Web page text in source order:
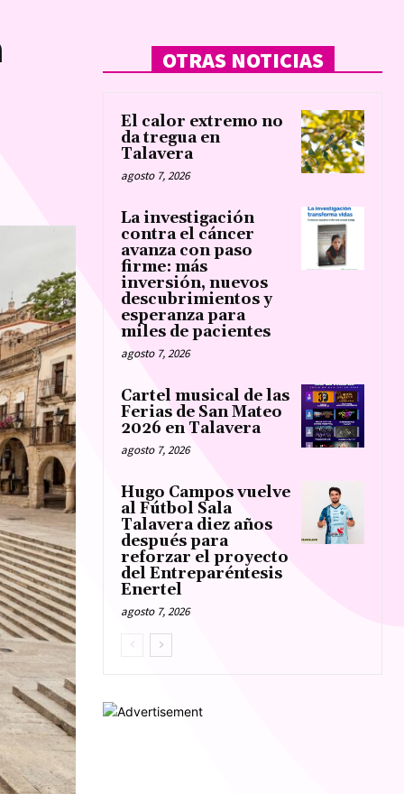
OTRAS NOTICIAS
El calor extremo no
da tregua en
Talavera
agosto 7, 2026
La investigación
contra el cáncer
avanza con paso
firme: más
inversión, nuevos
descubrimientos y
esperanza para
miles de pacientes
agosto 7, 2026
Cartel musical de las
Ferias de San Mateo
2026 en Talavera
agosto 7, 2026
Hugo Campos vuelve
al Fútbol Sala
Talavera diez años
después para
reforzar el proyecto
del Entreparéntesis
Enertel
agosto 7, 2026